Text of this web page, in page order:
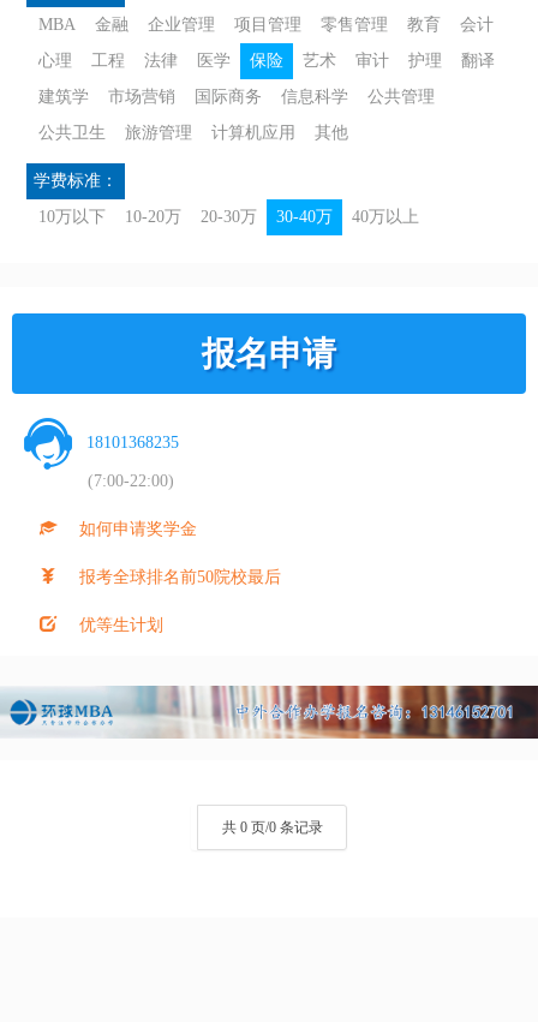
MBA
金融 企业管理 项目管理 零售管理 教育
会计
心理
工程 法律 医学 保险 艺术 审计 护理
翻译
建筑学
市场营销 国际商务 信息科学
公共管理
公共卫生
旅游管理 计算机应用 其他
学费标准：
10万以下
10-20万 20-30万 30-40万 40万以上
报名申请
18101368235
(7:00-22:00)
如何申请奖学金
报考全球排名前50院校最后
优等生计划
共 0 页/0 条记录